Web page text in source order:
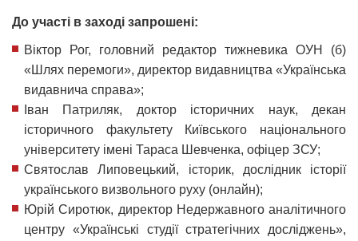
До участі в заході запрошені:
Віктор Рог, головний редактор тижневика ОУН (б)
«Шлях перемоги», директор видавництва «Українська
видавнича справа»;
Іван Патриляк, доктор історичних наук, декан
історичного факультету Київського національного
університету імені Тараса Шевченка, офіцер ЗСУ;
Святослав Липовецький, історик, дослідник історії
українського визвольного руху (онлайн);
Юрій Сиротюк, директор Недержавного аналітичного
центру «Українські студії стратегічних досліджень»,